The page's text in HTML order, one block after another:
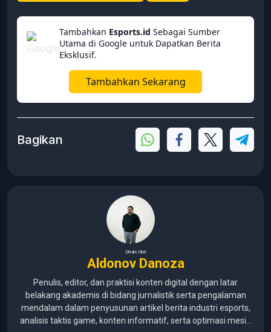
Tambahkan Esports.id Sebagai Sumber
Utama di Google untuk Dapatkan Berita
Eksklusif.
Tambahkan Sekarang
Bagikan
Ditulis Oleh
Aldonov Danoza
Penulis, editor, dan praktisi konten digital dengan latar
belakang akademis di bidang jurnalistik serta pengalaman
mendalam dalam penyusunan artikel berita industri esports,
analisis taktis game, konten informatif, serta optimasi mesin